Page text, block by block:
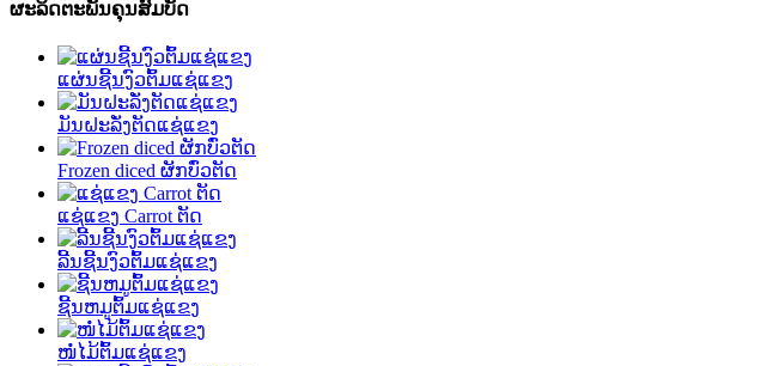
ຜະລິດຕະພັນຄຸນສົມບັດ
ແຜ່ນຊີ້ນງົວຕົ້ມແຊ່ແຂງ
ມັນຝະລັ່ງຕັດແຊ່ແຂງ
Frozen diced ຜັກບົ່ວຕັດ
ແຊ່ແຂງ Carrot ຕັດ
ລີ້ນຊີ້ນງົວຕົ້ມແຊ່ແຂງ
ຊີ້ນຫມູຕົ້ມແຊ່ແຂງ
ໜໍ່ໄມ້ຕົ້ມແຊ່ແຂງ